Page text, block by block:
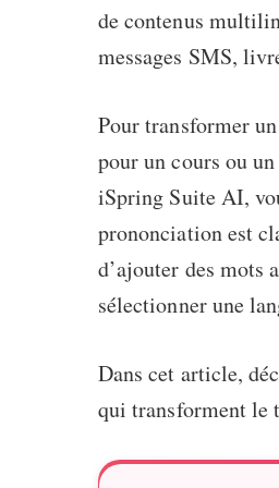
de contenus
messages SMS,
Pour transformer
pour un cours ou
iSpring Suite AI,
prononciation est
d’ajouter des
sélectionner une
Dans cet article,
qui transforment le